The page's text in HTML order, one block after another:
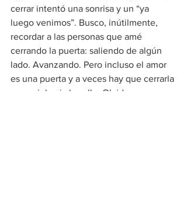
cerrar intentó una sonrisa y un “ya
luego venimos”. Busco, inútilmente,
recordar a las personas que amé
cerrando la puerta: saliendo de algún
lado. Avanzando. Pero incluso el amor
es una puerta y a veces hay que cerrarla
y seguir hacia la calle. Olvidar y